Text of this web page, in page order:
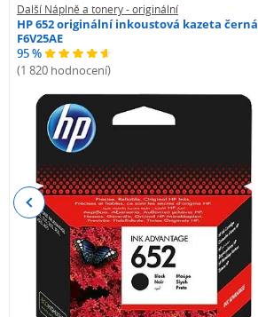
Další Náplně a tonery - originální
HP 652 originální inkoustová kazeta černá
F6V25AE
95 %
(1 820 hodnocení)
Previous